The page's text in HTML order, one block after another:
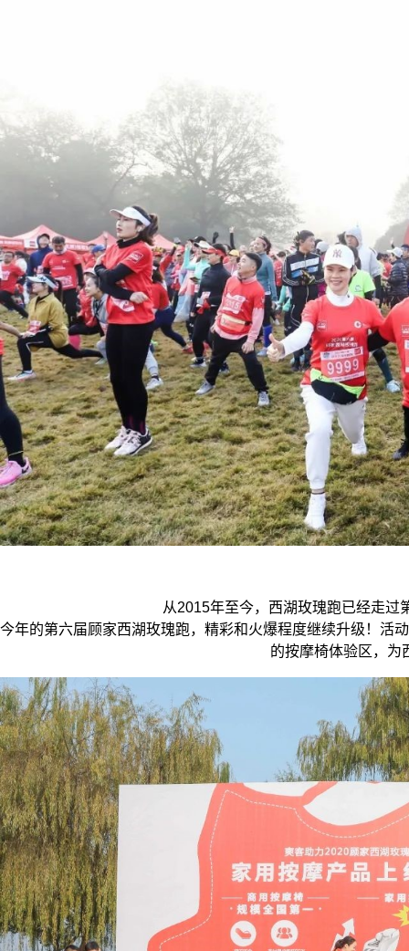
从2015年至今，西湖玫瑰跑已经走过
今年的第六届顾家西湖玫瑰跑，精彩和火爆程度继续升级！活
的按摩椅体验区，为